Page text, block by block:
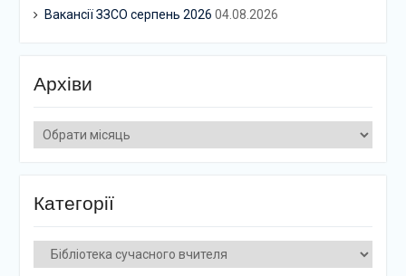
Вакансії ЗЗСО серпень 2026 04.08.2026
Архіви
Архіви
Категорії
Категорії